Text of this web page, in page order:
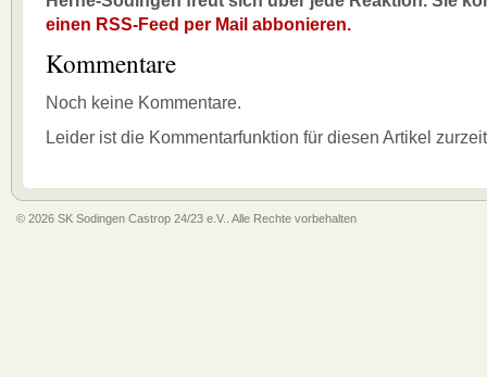
einen RSS-Feed per Mail abbonieren.
Kommentare
Noch keine Kommentare.
Leider ist die Kommentarfunktion für diesen Artikel
© 2026 SK Sodingen Castrop 24/23 e.V.. Alle Rechte vorbehalten